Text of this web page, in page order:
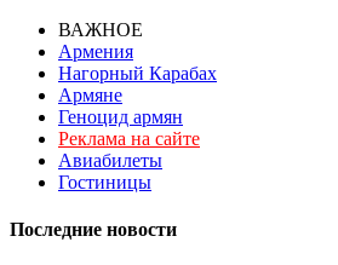
ВАЖНОЕ
Армения
Нагорный Карабах
Армяне
Геноцид армян
Реклама на сайте
Авиабилеты
Гостиницы
Последние новости